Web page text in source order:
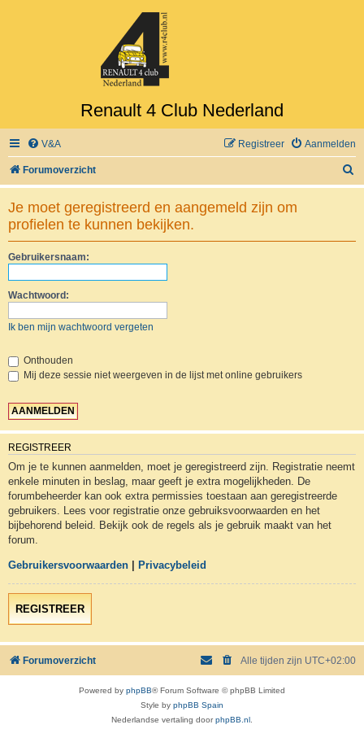
Renault 4 Club Nederland
V&A Aanmelden
Registreer
Forumoverzicht
o
Je moet geregistreerd en aangemeld zijn om
profielen te kunnen bekijken.
Gebruikersnaam:
Wachtwoord:
Ik ben mijn wachtwoord vergeten
Onthouden
Mij deze sessie niet weergeven in de lijst met online gebruikers
REGISTREER
Om je te kunnen aanmelden, moet je geregistreerd zijn. Registratie neemt
enkele minuten in beslag, maar geeft je extra mogelijkheden. De
forumbeheerder kan ook extra permissies toestaan aan geregistreerde
gebruikers. Lees voor registratie onze gebruiksvoorwaarden en het
bijbehorend beleid. Bekijk ook de regels als je gebruik maakt van het
forum.
Gebruikersvoorwaarden Privacybeleid
REGISTREER
Forumoverzicht Alle tijden zijn UTC+02:00
Powered by phpBB® Forum Software © phpBB Limited
Style by phpBB Spain
Nederlandse vertaling doorphpBB.nl .